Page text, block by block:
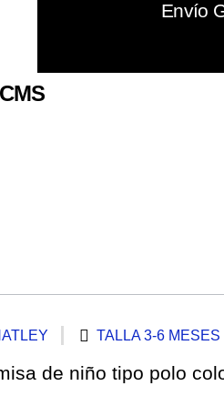
Envío
TALLA 3-6 MESES
de niño tipo polo